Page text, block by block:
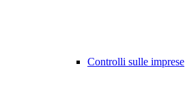
Controlli sulle imprese